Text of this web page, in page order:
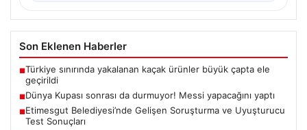
Son Eklenen Haberler
■Türkiye sınırında yakalanan kaçak ürünler büyük çapta ele
geçirildi
■Dünya Kupası sonrası da durmuyor! Messi yapacağını yaptı
■Etimesgut Belediyesi’nde Gelişen Soruşturma ve Uyuşturucu
Test Sonuçları